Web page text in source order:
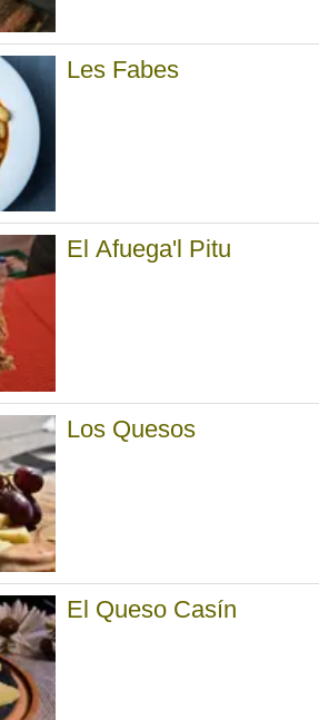
Les Fabes
El Afuega'l Pitu
Los Quesos
El Queso Casín